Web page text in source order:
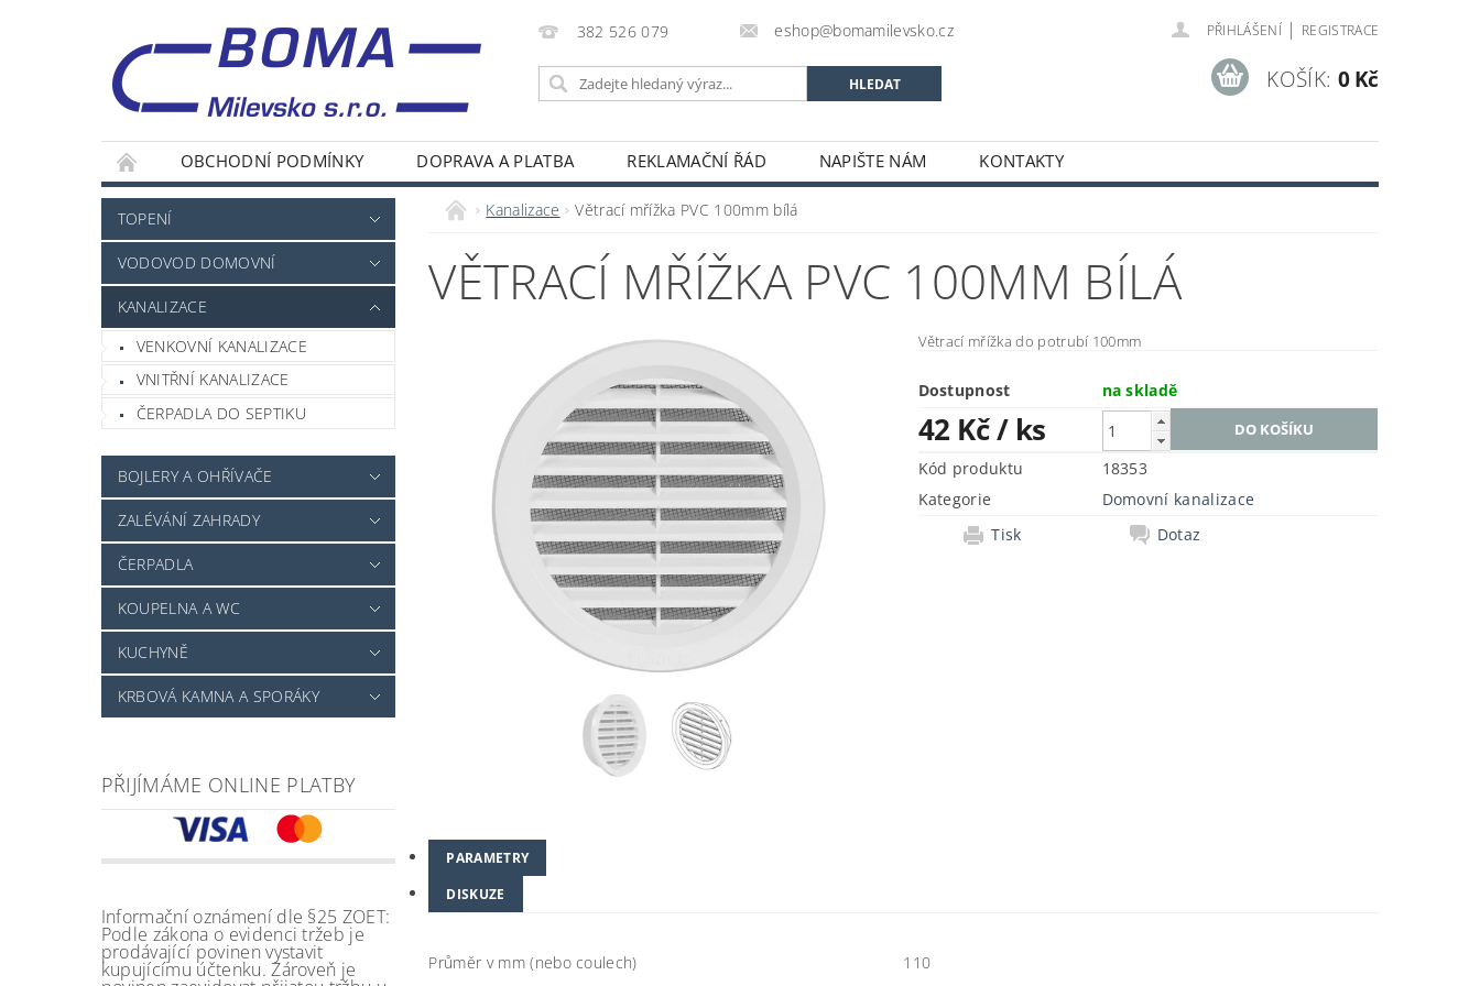
382 526 079 eshop@bomamilevsko.cz PŘIHLÁŠENÍ | REGISTRACE
KOŠÍK: 0 Kč
OBCHODNÍ PODMÍNKY DOPRAVA A PLATBA REKLAMAČNÍ ŘÁD NAPIŠTE NÁM KONTAKTY
TOPENÍ
VODOVOD DOMOVNÍ
KANALIZACE
VENKOVNÍ KANALIZACE
VNITŘNÍ KANALIZACE
ČERPADLA DO SEPTIKU
BOJLERY A OHŘÍVAČE
ZALÉVÁNÍ ZAHRADY
ČERPADLA
KOUPELNA A WC
KUCHYNĚ
KRBOVÁ KAMNA A SPORÁKY
PŘIJÍMÁME ONLINE PLATBY
Informační oznámení dle §25 ZOET:
Podle zákona o evidenci tržeb je
prodávající povinen vystavit
kupujícímu účtenku. Zároveň je
Kanalizace Větrací mřížka PVC 100mm bílá
VĚTRACÍ MŘÍŽKA PVC 100MM BÍLÁ
Větrací mřížka do potrubí 100mm
Dostupnost na skladě
42 Kč/ ks
Kód produktu
18353
Kategorie
Domovní kanalizace
Tisk
Dotaz
PARAMETRY
DISKUZE
Průměr v mm (nebo coulech) 110